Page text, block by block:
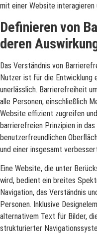
mit einer Website interagieren
Definieren von
deren
Das Verständnis von
Nutzer ist für die Entwicklung
unerlässlich. Barrierefreiheit
alle Personen, einschließlich
Website effizient zugreifen
barrierefreien Prinzipien in
benutzerfreundlichen
und einer insgesamt
Eine Website, die unter
wird, bedient ein breites
Navigation, das Verständnis
Personen. Inklusive
alternativem Text für Bilder,
strukturierter